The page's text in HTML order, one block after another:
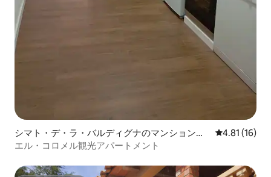
シマト・デ・ラ・バルディグナのマンション・
アパート
レビュー16
4.81 (16)
エル・コロメル観光アパートメント